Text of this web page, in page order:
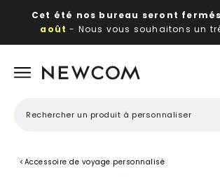
Cet été nos bureau seront
août - Nous vous souhaitons un
publicitaires
< Accessoire de voyage personnalisé